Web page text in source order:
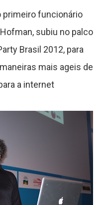
primeiro funcionário
subiu no palco
Brasil 2012, para
mais ageis de
a internet